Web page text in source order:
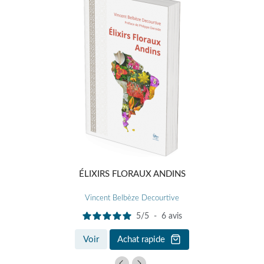
ÉLIXIRS FLORAUX ANDINS
Vincent Belbèze Decourtive
5/5 - 6 avis
Voir Achat rapide